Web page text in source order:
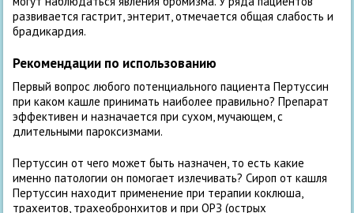
развивается гастрит, энтерит, отмечается общая слабость и
брадикардия.
Рекомендации по использованию
Первый вопрос любого потенциального пациента Пертуссин
при каком кашле принимать наиболее правильно? Препарат
эффективен и назначается при сухом, мучающем, с
длительными пароксизмами.
Пертуссин от чего может быть назначен, то есть какие
именно патологии он помогает излечивать? Сироп от кашля
Пертуссин находит применение при терапии коклюша,
трахеитов, трахеобронхитов и при ОРЗ (острых